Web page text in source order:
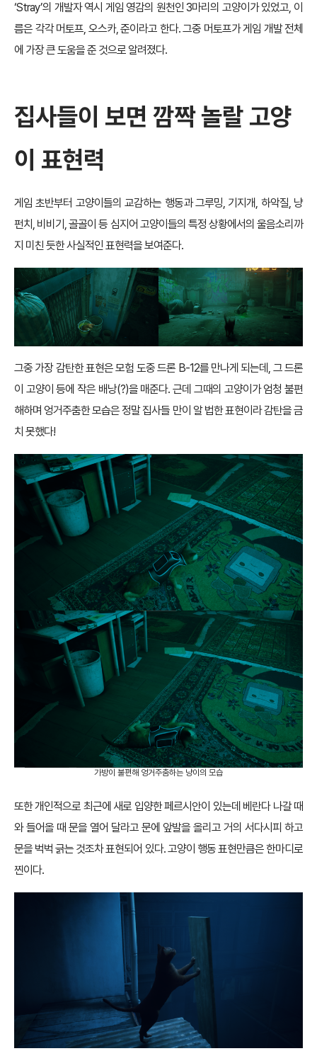
‘Stray’의 개발자 역시 게임 영감의 원천인 3마리의 고양이가 있었고, 이
름은 각각 머토프, 오스카, 준이라고 한다. 그중 머토프가 게임 개발 전체
에 가장 큰 도움을 준 것으로 알려졌다.
집사들이 보면 깜짝 놀랄 고양
이 표현력
게임 초반부터 고양이들의 교감하는 행동과 그루밍, 기지개, 하악질, 냥
펀치, 비비기, 골골이 등 심지어 고양이들의 특정 상황에서의 울음소리까
지 미친 듯한 사실적인 표현력을 보여준다.
그중 가장 감탄한 표현은 모험 도중 드론 B-12를 만나게 되는데, 그 드론
이 고양이 등에 작은 배낭(?)을 매준다. 근데 그때의 고양이가 엄청 불편
해하며 엉거주춤한 모습은 정말 집사들 만이 알 법한 표현이라 감탄을 금
치 못했다!
가방이 불편해 엉거주춤하는 냥이의 모습
또한 개인적으로 최근에 새로 입양한 페르시안이 있는데 베란다 나갈 때
와 들어올 때 문을 열어 달라고 문에 앞발을 올리고 거의 서다시피 하고
문을 벅벅 긁는 것조차 표현되어 있다. 고양이 행동 표현만큼은 한마디로
찐이다.